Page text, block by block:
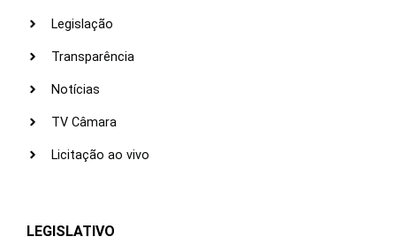
Legislação
Transparência
Notícias
TV Câmara
Licitação ao vivo
LEGISLATIVO